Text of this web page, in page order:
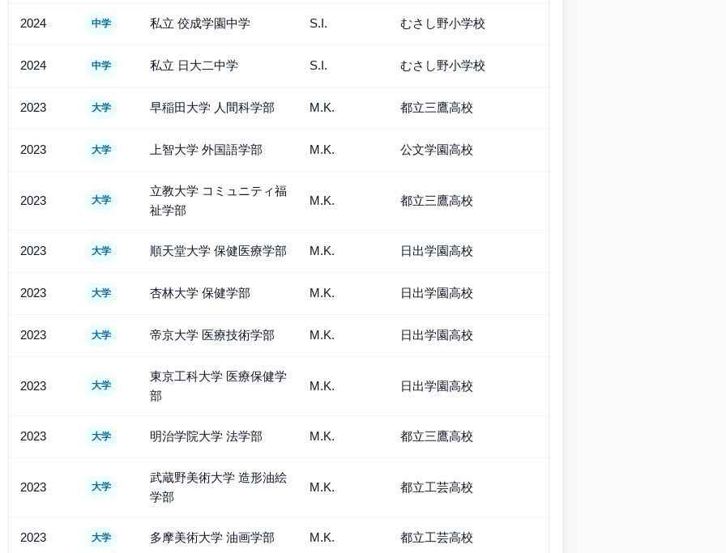
2024 中学 私立 佼成学園中学 S.I. むさし野小学校
2024 中学 私立 日大二中学 S.I. むさし野小学校
2023 大学 早稲田大学 人間科学部 M.K. 都立三鷹高校
2023 大学 上智大学 外国語学部 M.K. 公文学園高校
2023 大学
立教大学 コミュニティ福
祉学部
M.K. 都立三鷹高校
2023 大学 順天堂大学 保健医療学部 M.K. 日出学園高校
2023 大学 杏林大学 保健学部 M.K. 日出学園高校
2023 大学 帝京大学 医療技術学部 M.K. 日出学園高校
2023 大学
東京工科大学 医療保健学
部
M.K. 日出学園高校
2023 大学 明治学院大学 法学部 M.K. 都立三鷹高校
2023 大学
武蔵野美術大学 造形油絵
学部
M.K. 都立工芸高校
2023 大学 多摩美術大学 油画学部 M.K. 都立工芸高校